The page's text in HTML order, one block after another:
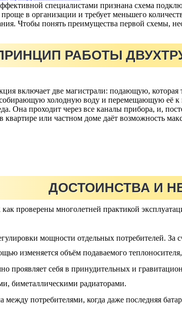
специалистами признана схема
в организации и требует меньшего
Чтобы понять преимущества первой схемы,
РАБОТЫ
включает две магистрали: подающую, которая
холодную воду и перемещающую её к
Она проходит через все каналы прибора, и,
квартире или частном доме даёт возможность
ДОСТОИНСТВА И
проверены многолетней практикой
мощности отдельных потребителей. За
изменяется объём подаваемого
проявляет себя в принудительных и
биметаллическими радиаторами.
между потребителями, когда даже последняя